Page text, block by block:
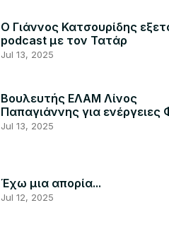
Ο Γιάννος Κατσουρίδης
podcast με τον Τατάρ
Jul 13, 2025
Βουλευτής ΕΛΑΜ Λίνος
Παπαγιάννης για ενέργειες
Jul 13, 2025
Έχω μια απορία...
Jul 12, 2025